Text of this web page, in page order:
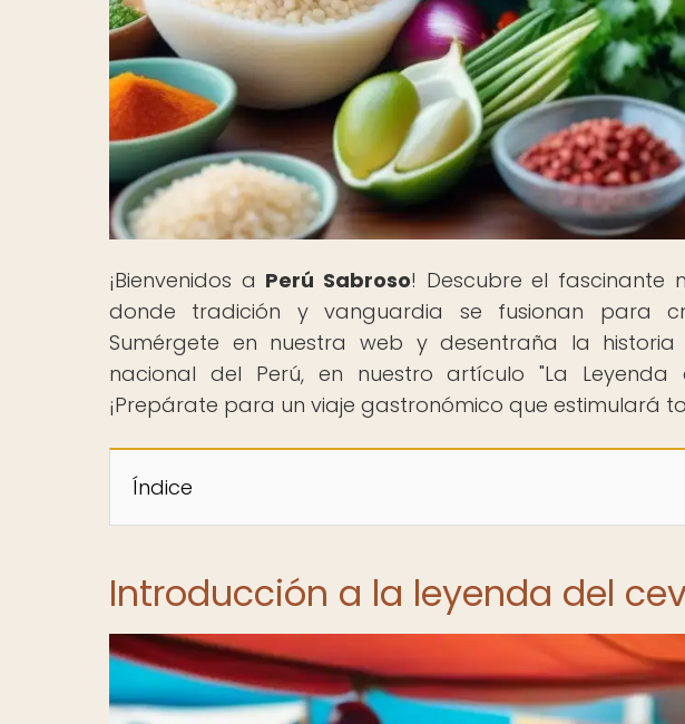
¡Bienvenidos a Perú Sabroso! Descubre el fascinante
donde tradición y vanguardia se fusionan para
Sumérgete en nuestra web y desentraña la
nacional del Perú, en nuestro artículo "La Leyenda
¡Prepárate para un viaje gastronómico que estimulará
Índice
Introducción a la leyenda del